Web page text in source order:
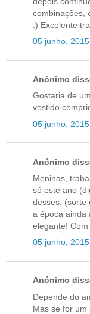
combinações,
:) Excelente
05 junho,
Anónimo
Gostaria de
vestido
05 junho,
Anónimo
Meninas,
só este ano
desses. (sorte
a época ainda
elegante!
05 junho,
Anónimo
Depende do
Mas se for um